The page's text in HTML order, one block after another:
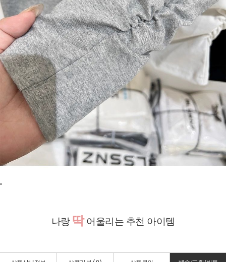
"
나랑 딱어울리는 추천 아이템